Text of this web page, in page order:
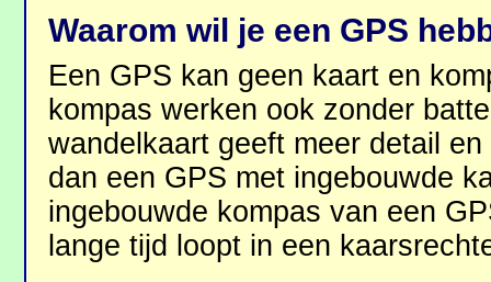
Waarom wil je een GPS
Een GPS kan geen kaart en
kompas werken ook zonder
wandelkaart geeft meer detail
dan een GPS met ingebouwde
ingebouwde kompas van een
lange tijd loopt in een